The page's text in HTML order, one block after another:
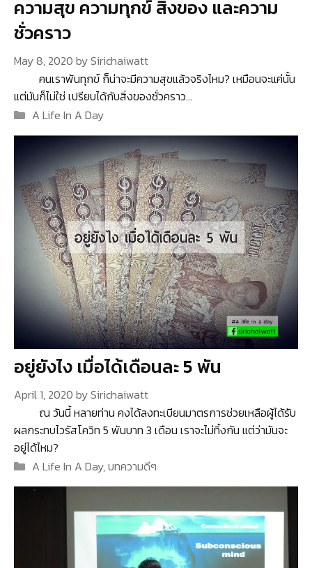
ความสุข ความทุกข์ สิ่งของ และความ
ชั่วคราว
May 8, 2020 bySirichaiwatt
คนเราพ้นทุกข์ ก็น่าจะมีความสุขแล้วจริงไหม? เหมือนจะแค่นั้น
แต่มันก็ไม่ใช่ เปรียบได้กับสิ่งของชั่วคราว…
Categories
A Life In A Day
อยู่ยังไง เมื่อได้เดือนละ 5 พัน
April 1, 2020 bySirichaiwatt
ณ วันนี้ หลายท่าน คงได้ลงทะเบียนมาตรการช่วยเหลือผู้ได้รับ
ผลกระทบไวรัสโควิท 5 พันบาท 3 เดือน เราจะไม่ทิ้งกัน แต่ว่ามันจะ
อยู่ได้ไหม?
Categories
A Life In A Day,บทความดีๆ